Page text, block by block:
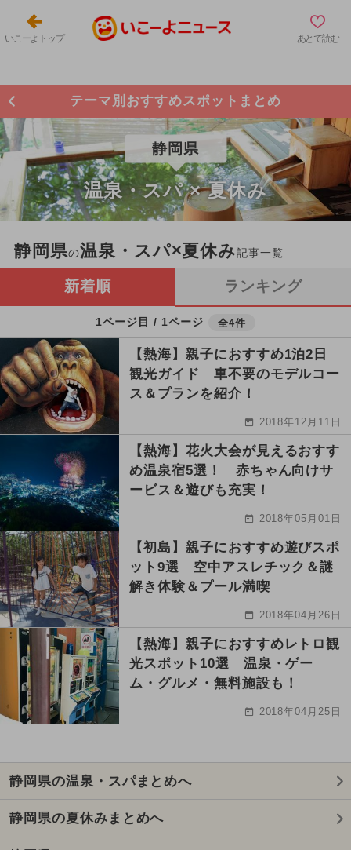
いこーよトップ あとで読む
テーマ別おすすめスポットまとめ
静岡県
温泉・スパ × 夏休み
静岡県の温泉・スパ×夏休み記事一覧
新着順 ランキング
1ページ目 / 1ページ 全4件
【熱海】親子におすすめ1泊2日
観光ガイド 車不要のモデルコー
ス＆プランを紹介！
2018年12月11日
【熱海】花火大会が見えるおすす
め温泉宿5選！ 赤ちゃん向けサ
ービス＆遊びも充実！
2018年05月01日
【初島】親子におすすめ遊びスポ
ット9選 空中アスレチック＆謎
解き体験＆プール満喫
2018年04月26日
【熱海】親子におすすめレトロ観
光スポット10選 温泉・ゲー
ム・グルメ・無料施設も！
2018年04月25日
静岡県の温泉・スパまとめへ
静岡県の夏休みまとめへ